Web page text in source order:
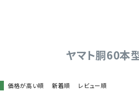
垂（単品）
ヤマト胴60本
価格が高い順 新着順 レビュー順